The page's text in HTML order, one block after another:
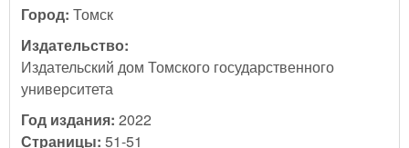
Город: Томск
Издательство:
Издательский дом Томского государственного
университета
Год издания: 2022
Страницы: 51-51